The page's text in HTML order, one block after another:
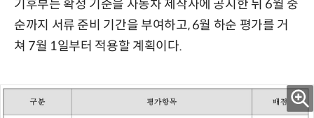
기후부는 확정 기준을 자동차 제작사에 공지한 뒤 6월 중
순까지 서류 준비 기간을 부여하고, 6월 하순 평가를 거
쳐 7월 1일부터 적용할 계획이다.